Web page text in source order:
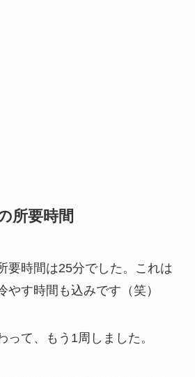
所要時間
要時間は25分でした。これは
やす時間も込みです（笑）
って、もう1周しました。